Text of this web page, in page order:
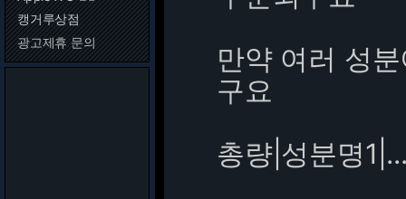
캥거루상점
광고제휴 문의
만약 여러 성
구요
총량|성분명